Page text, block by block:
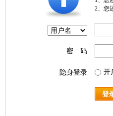
2、您
密 码
隐身登录 开
登